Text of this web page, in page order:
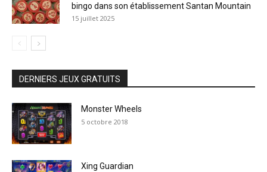
bingo dans son établissement Santan Mountain
15 juillet 2025
DERNIERS JEUX GRATUITS
Monster Wheels
5 octobre 2018
Xing Guardian